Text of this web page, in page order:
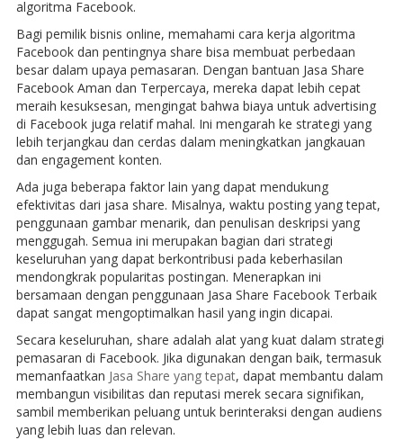
algoritma Facebook.
Bagi pemilik bisnis online, memahami cara kerja algoritma
Facebook dan pentingnya share bisa membuat perbedaan
besar dalam upaya pemasaran. Dengan bantuan Jasa Share
Facebook Aman dan Terpercaya, mereka dapat lebih cepat
meraih kesuksesan, mengingat bahwa biaya untuk advertising
di Facebook juga relatif mahal. Ini mengarah ke strategi yang
lebih terjangkau dan cerdas dalam meningkatkan jangkauan
dan engagement konten.
Ada juga beberapa faktor lain yang dapat mendukung
efektivitas dari jasa share. Misalnya, waktu posting yang tepat,
penggunaan gambar menarik, dan penulisan deskripsi yang
menggugah. Semua ini merupakan bagian dari strategi
keseluruhan yang dapat berkontribusi pada keberhasilan
mendongkrak popularitas postingan. Menerapkan ini
bersamaan dengan penggunaan Jasa Share Facebook Terbaik
dapat sangat mengoptimalkan hasil yang ingin dicapai.
Secara keseluruhan, share adalah alat yang kuat dalam strategi
pemasaran di Facebook. Jika digunakan dengan baik, termasuk
memanfaatkan Jasa Share yang tepat, dapat membantu dalam
membangun visibilitas dan reputasi merek secara signifikan,
sambil memberikan peluang untuk berinteraksi dengan audiens
yang lebih luas dan relevan.